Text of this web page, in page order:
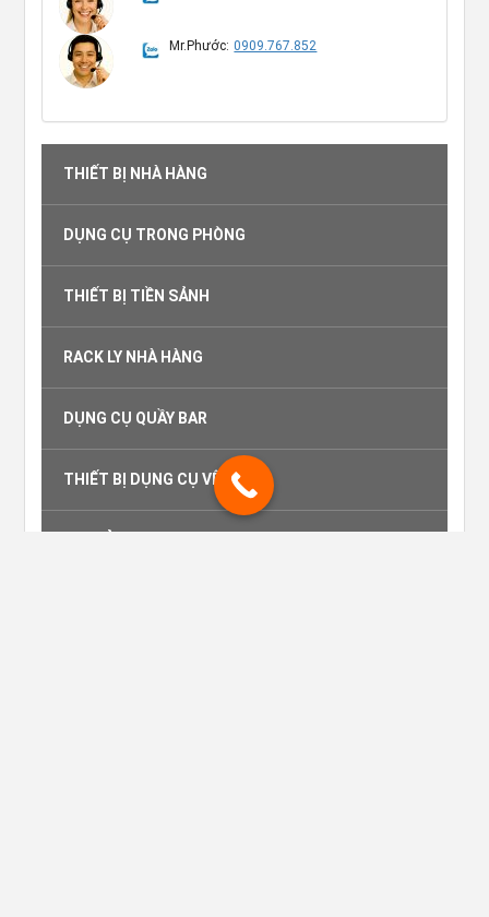
Mr.Phước: 0909.767.852
THIẾT BỊ NHÀ HÀNG
DỤNG CỤ TRONG PHÒNG
THIẾT BỊ TIỀN SẢNH
RACK LY NHÀ HÀNG
DỤNG CỤ QUẦY BAR
THIẾT BỊ DỤNG CỤ VỆ SINH